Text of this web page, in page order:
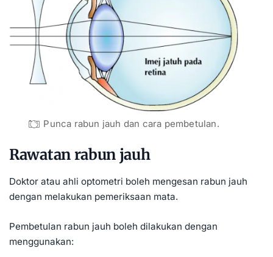
Punca rabun jauh dan cara pembetulan.
Rawatan rabun jauh
Doktor atau ahli optometri boleh mengesan rabun jauh
dengan melakukan pemeriksaan mata.
Pembetulan rabun jauh boleh dilakukan dengan
menggunakan: